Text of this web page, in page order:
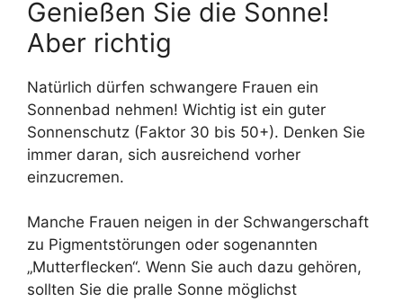
Genießen Sie die Sonne!
Aber richtig
Natürlich dürfen schwangere Frauen ein
Sonnenbad nehmen! Wichtig ist ein guter
Sonnenschutz (Faktor 30 bis 50+). Denken Sie
immer daran, sich ausreichend vorher
einzucremen.
Manche Frauen neigen in der Schwangerschaft
zu Pigmentstörungen oder sogenannten
„Mutterflecken“. Wenn Sie auch dazu gehören,
sollten Sie die pralle Sonne möglichst